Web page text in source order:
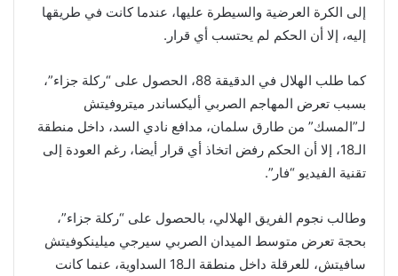
إلى الكرة العرضية والسيطرة عليها، عندما كانت في طريقها
إليه، إلا أن الحكم لم يحتسب أي قرار.
كما طلب الهلال في الدقيقة 88، الحصول على “ركلة جزاء”،
بسبب تعرض المهاجم الصربي أليكساندر ميتروفيتش
لـ”المسك” من طارق سلمان، مدافع نادي السد، داخل منطقة
الـ18، إلا أن الحكم رفض اتخاذ أي قرار أيضا، رغم العودة إلى
تقنية الفيديو “فار”.
وطالب نجوم الفريق الهلالي، بالحصول على “ركلة جزاء”،
بحجة تعرض متوسط الميدان الصربي سيرجي ميلينكوفيتش
سافيتش، للعرقلة داخل منطقة الـ18 السداوية، عنما كانت